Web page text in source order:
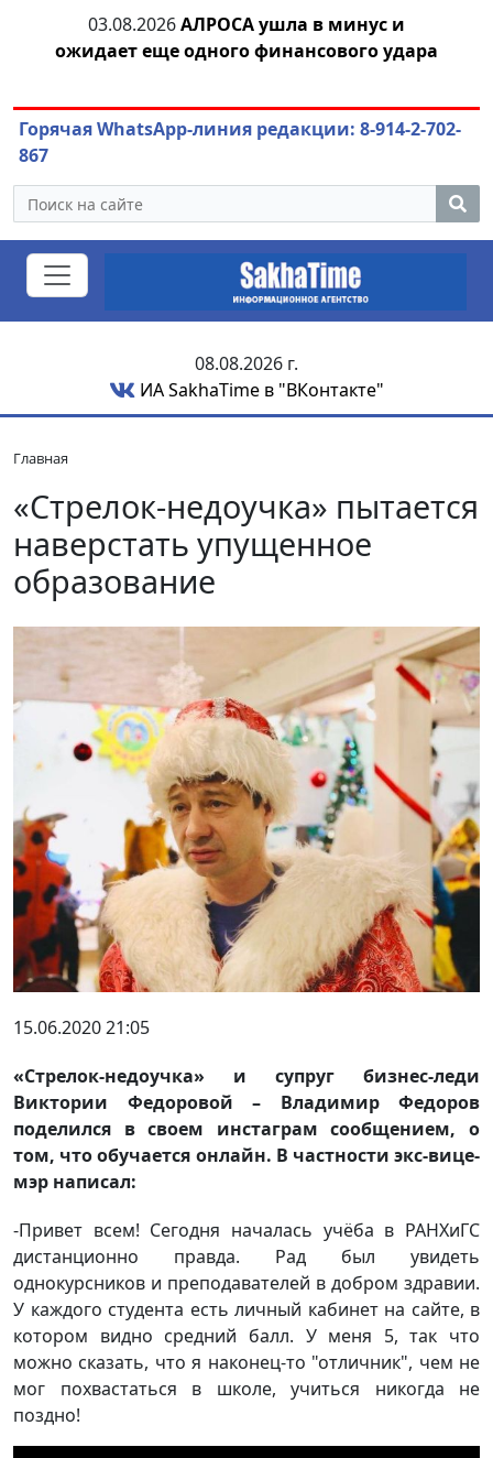
03.08.2026АЛРОСА ушла в минус и
ожидает еще одного финансового удара
Горячая WhatsApp-линия редакции: 8-914-2-702-
867
08.08.2026 г.
ИА SakhaTime в "ВКонтакте"
Главная
«Стрелок-недоучка» пытается
наверстать упущенное
образование
15.06.2020 21:05
«Стрелок-недоучка» и супруг бизнес-леди
Виктории Федоровой – Владимир Федоров
поделился в своем инстаграм сообщением, о
том, что обучается онлайн. В частности экс-вице-
мэр написал:
-Привет всем! Сегодня началась учёба в РАНХиГС
дистанционно правда. Рад был увидеть
однокурсников и преподавателей в добром здравии.
У каждого студента есть личный кабинет на сайте, в
котором видно средний балл. У меня 5, так что
можно сказать, что я наконец-то "отличник", чем не
мог похвастаться в школе, учиться никогда не
поздно!